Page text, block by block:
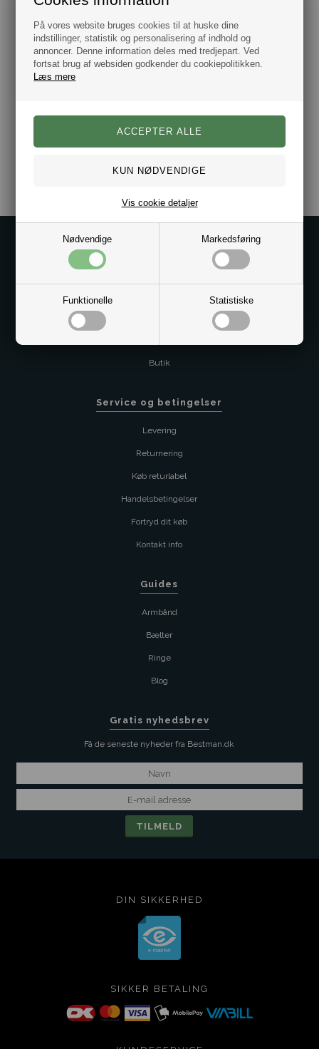
På vores website bruges cookies til at huske dine
indstillinger, statistik og personalisering af indhold og
annoncer. Denne information deles med tredjepart. Ved
fortsat brug af websiden godkender du cookiepolitikken.
Læs mere
Nødvendige Markedsføring
Funktionelle Statistiske
Vis cookie detaljer
Der er flere myter der forbindes med livets træ, det skulle
eftersigende forbinde jord og himmel, samt kunne give evigt
liv.
Denne fingerring leveres i gaveæske og kan bestilles i flere
størrelser.
Vælg imellem flere størrelser.
Varenr.:10051487
Telefon: 8862 6233
Butik
Service og betingelser
Levering
Returnering
Køb returlabel
Handelsbetingelser
Fortryd dit køb
Kontakt info
Guides
Armbånd
Bælter
Ringe
Blog
Gratis nyhedsbrev
Få de seneste nyheder fra Bestman.dk
DIN SIKKERHED
SIKKER BETALING